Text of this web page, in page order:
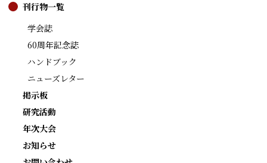
刊行物一覧
学会誌
60周年記念誌
ハンドブック
ニューズレター
掲示板
研究活動
年次大会
お知らせ